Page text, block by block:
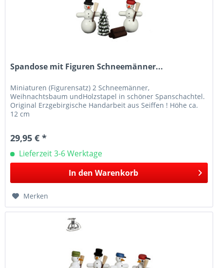
Spandose mit Figuren Schneemänner...
Miniaturen (Figurensatz) 2 Schneemänner,
Weihnachtsbaum undHolzstapel in schöner Spanschachtel.
Original Erzgebirgische Handarbeit aus Seiffen ! Höhe ca.
12 cm
29,95 € *
Lieferzeit 3-6 Werktage
In den Warenkorb
Merken